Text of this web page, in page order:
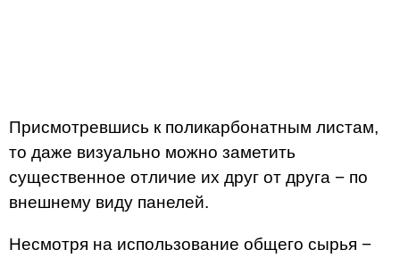
Присмотревшись к поликарбонатным листам,
то даже визуально можно заметить
существенное отличие их друг от друга − по
внешнему виду панелей.
Несмотря на использование общего сырья −